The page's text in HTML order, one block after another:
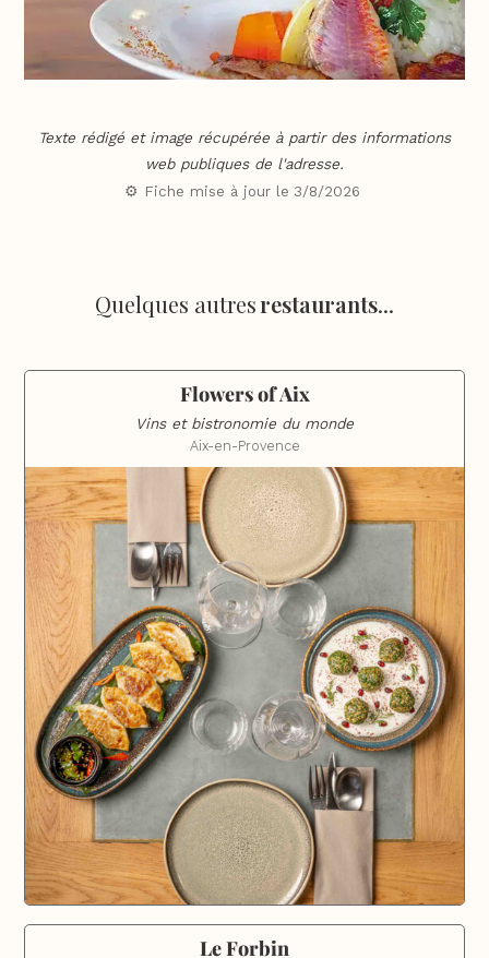
Texte rédigé et image récupérée à partir des informations
web publiques de l'adresse.
⚙️ Fiche mise à jour le 3/8/2026
Quelques autresrestaurants...
Flowers of Aix
Vins et bistronomie du monde
Aix-en-Provence
Le Forbin